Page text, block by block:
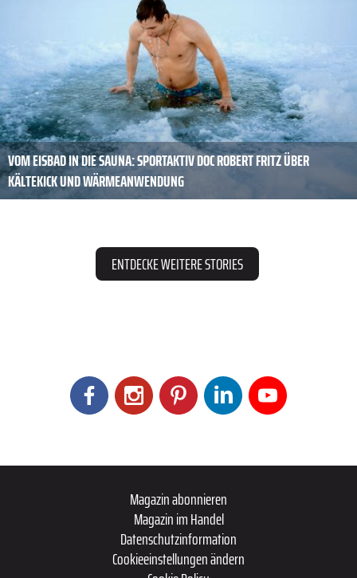
VOM EISBAD IN DIE SAUNA: SPORTAKTIV DOC ROBERT FRITZ ÜBER
KÄLTEKICK UND WÄRMEANWENDUNG
ENTDECKE WEITERE STORIES
Magazin abonnieren
Magazin im Handel
Datenschutzinformation
Cookieeinstellungen ändern